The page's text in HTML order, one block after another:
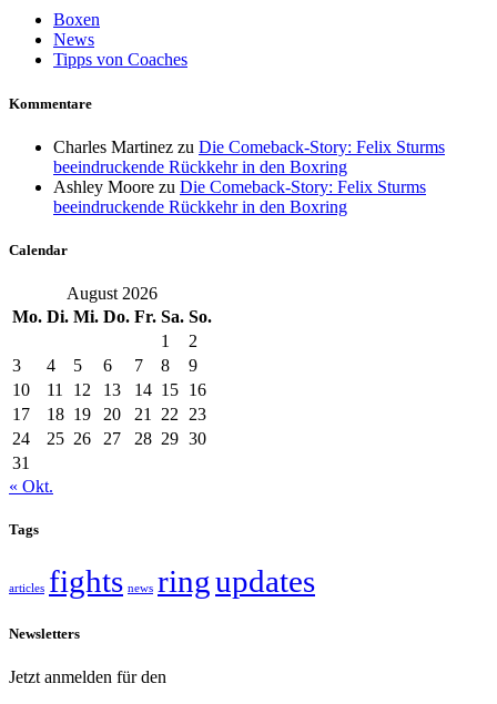
Boxen
News
Tipps von Coaches
Kommentare
Charles Martinez zu Die Comeback-Story: Felix Sturms
beeindruckende Rückkehr in den Boxring
Ashley Moore zu Die Comeback-Story: Felix Sturms
beeindruckende Rückkehr in den Boxring
Calendar
August 2026
Mo. Di. Mi. Do. Fr. Sa. So.
1
2
3
4 5 6 7 8
9
10
11 12 13 14 15 16
17
18 19 20 21 22
23
24
25 26 27 28 29 30
31
« Okt.
Tags
articles fights news ringupdates
Newsletters
Jetzt anmelden für den